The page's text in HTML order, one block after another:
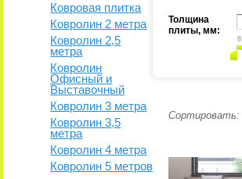
Ковровая плитка
Ковролин 2 метра
Ковролин 2,5
метра
Ковролин
Офисный и
Выставочный
Ковролин 3 метра
Ковролин 3,5
метра
Ковролин 4 метра
Ковролин 5 метров
Толщина
плиты, мм:
8
Сортировать: